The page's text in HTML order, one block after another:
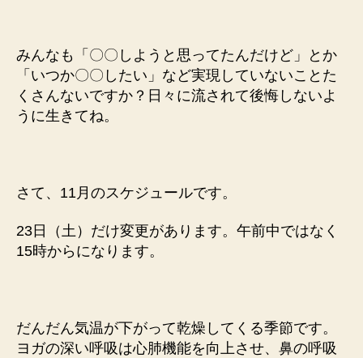
みんなも「〇〇しようと思ってたんだけど」とか
「いつか〇〇したい」など実現していないことた
くさんないですか？日々に流されて後悔しないよ
うに生きてね。
さて、11月のスケジュールです。
23日（土）だけ変更があります。午前中ではなく
15時からになります。
だんだん気温が下がって乾燥してくる季節です。
ヨガの深い呼吸は心肺機能を向上させ、鼻の呼吸